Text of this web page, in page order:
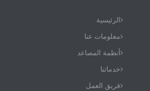
الرئيسية
معلومات عنا
أنظمة المصاعد
خدماتنا
فريق العمل